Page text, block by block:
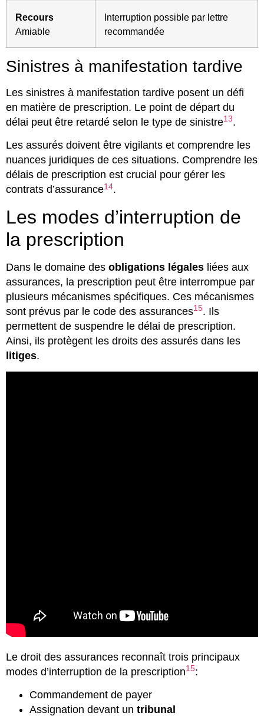
Recours
Amiable
Interruption possible par lettre
recommandée
Sinistres à manifestation tardive
Les sinistres à manifestation tardive posent un défi
en matière de prescription. Le point de départ du
délai peut être retardé selon le type de sinistre13.
Les assurés doivent être vigilants et comprendre les
nuances juridiques de ces situations. Comprendre les
délais de prescription est crucial pour gérer les
contrats d’assurance14.
Les modes d’interruption de
la prescription
Dans le domaine des obligations légales liées aux
assurances, la prescription peut être interrompue par
plusieurs mécanismes spécifiques. Ces mécanismes
sont prévus par le code des assurances15. Ils
permettent de suspendre le délai de prescription.
Ainsi, ils protègent les droits des assurés dans les
litiges.
Le droit des assurances reconnaît trois principaux
modes d’interruption de la prescription15:
Commandement de payer
Assignation devant un tribunal